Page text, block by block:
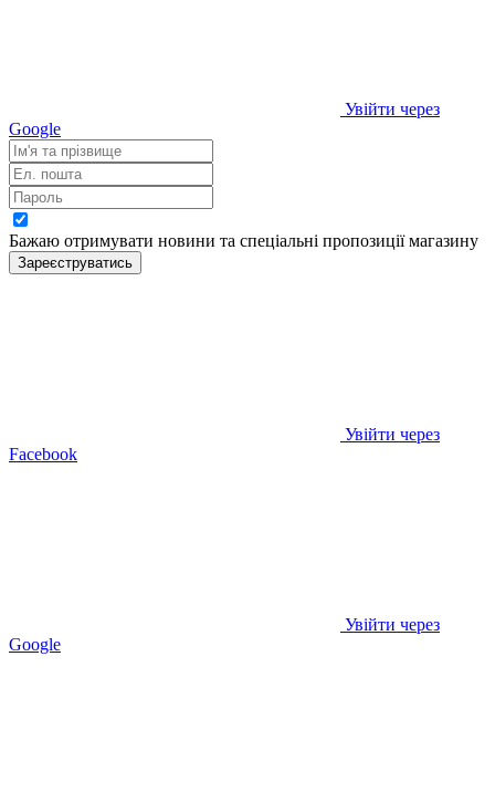
Увійти через
Google
Бажаю отримувати новини та спеціальні пропозиціїмагазину
Зареєструватись
Увійти через
Facebook
Увійти через
Google